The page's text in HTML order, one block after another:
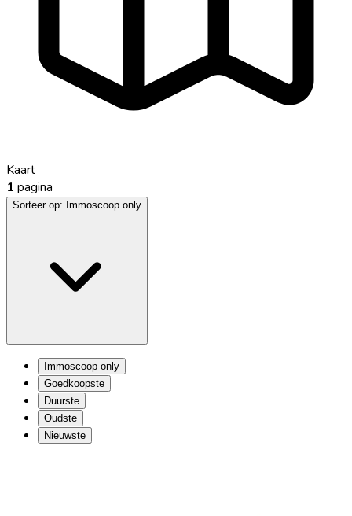
Kaart
1 pagina
Sorteer op: Immoscoop only
Immoscoop only
Goedkoopste
Duurste
Oudste
Nieuwste